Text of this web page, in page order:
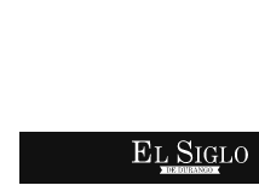
EL SIGLO